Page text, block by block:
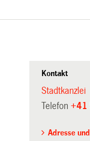
Kontakt
Stadtkanzlei
Telefon +41
Adresse